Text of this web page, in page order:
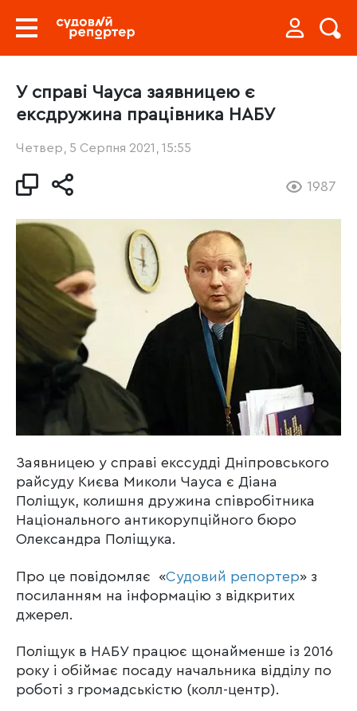
У справі Чауса заявницею є
ексдружина працівника НАБУ
Четвер, 5 Серпня 2021, 15:55
1987
Заявницею у справі екссудді Дніпровського
райсуду Києва Миколи Чауса є Діана
Поліщук, колишня дружина співробітника
Національного антикорупційного бюро
Олександра Поліщука.
Про це повідомляє «Судовий репортер» з
посиланням на інформацію з відкритих
джерел.
Поліщук в НАБУ працює щонайменше із 2016
року і обіймає посаду начальника відділу по
роботі з громадськістю (колл-центр).